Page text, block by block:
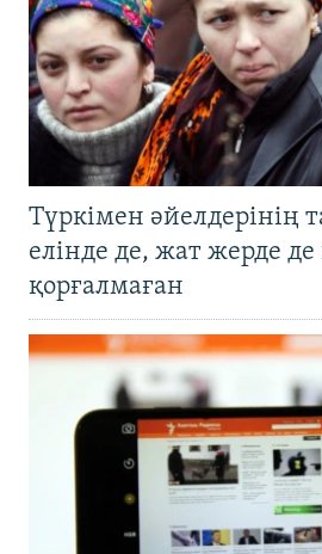
Түркімен әйелдерінің
елінде де, жат жерде
қорғалмаған